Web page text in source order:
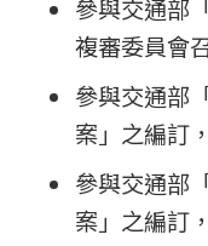
參與交通部
複審委員會
參與交通部
案」之編訂
參與交通部
案」之編訂